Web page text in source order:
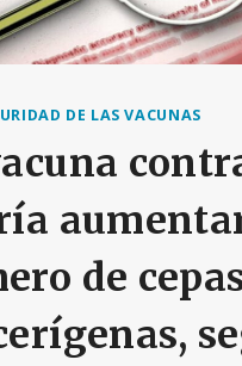
DE LAS VACUNAS
de